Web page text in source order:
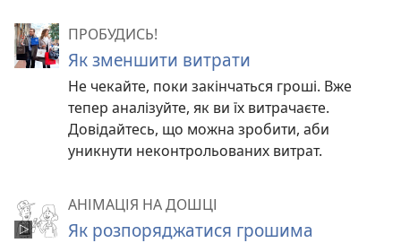
ПРОБУДИСЬ!
Як зменшити витрати
Не чекайте, поки закінчаться гроші. Вже
тепер аналізуйте, як ви їх витрачаєте.
Довідайтесь, що можна зробити, аби
уникнути неконтрольованих витрат.
АНІМАЦІЯ НА ДОШЦІ
Як розпоряджатися грошима